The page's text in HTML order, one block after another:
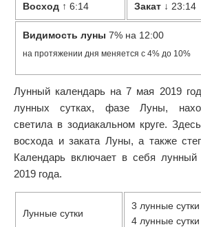
Восход ↑ 6:14 Закат ↓ 23:14
Видимость луны 7% на 12:00
на протяжении дня меняется с 4% до 10%
Лунный календарь на 7 мая 2019
лунных сутках, фазе Луны,
светила в зодиакальном круге.
восхода и заката Луны, а также
Календарь включает в себя лунный
2019 года.
Лунные сутки
3 лунные
4 лунные